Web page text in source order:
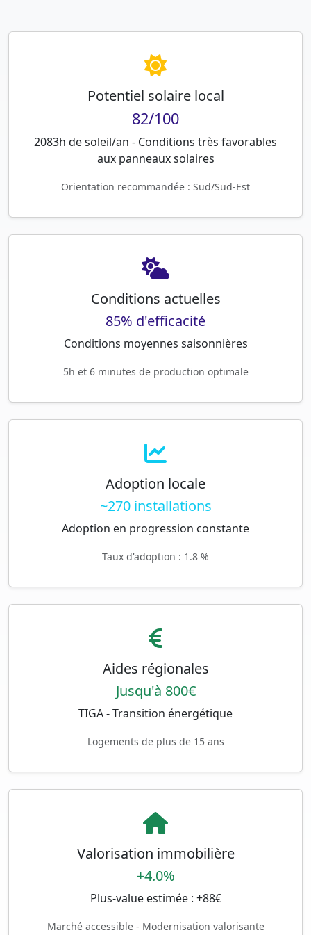
Potentiel solaire local
82/100
2083h de soleil/an - Conditions très favorables
aux panneaux solaires
Orientation recommandée : Sud/Sud-Est
Conditions actuelles
85% d'efficacité
Conditions moyennes saisonnières
5h et 6 minutes de production optimale
Adoption locale
~270 installations
Adoption en progression constante
Taux d'adoption : 1.8 %
Aides régionales
Jusqu'à 800€
TIGA - Transition énergétique
Logements de plus de 15 ans
Valorisation immobilière
+4.0%
Plus-value estimée : +88€
Marché accessible - Modernisation valorisante